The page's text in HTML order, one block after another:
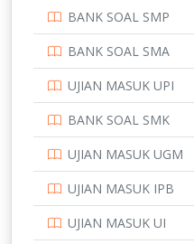
BANK SOAL SMP
BANK SOAL SMA
UJIAN MASUK UPI
BANK SOAL SMK
UJIAN MASUK UGM
UJIAN MASUK IPB
UJIAN MASUK UI